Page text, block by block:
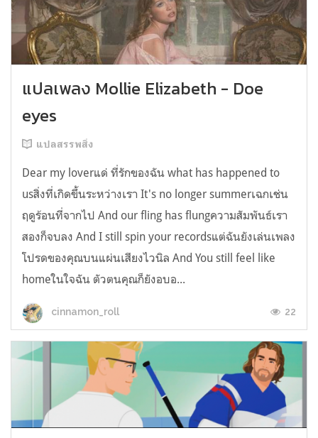
แปลเพลง Mollie Elizabeth - Doe
eyes
แปลสรรพสิ่ง
Dear my loverแด่ ที่รักของฉัน what has happened to
usสิ่งที่เกิดขึ้นระหว่างเรา It's no longer summerเฉกเช่น
ฤดูร้อนที่จากไป And our fling has flungความสัมพันธ์เรา
สองก็จบลง And I still spin your recordsแต่ฉันยังเล่นเพลง
โปรดของคุณบนแผ่นเสียงไวนิล And You still feel like
homeในใจฉัน ตัวตนคุณก็ยังอบอ...
cinnamon_roll 22